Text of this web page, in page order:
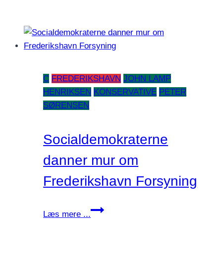
C FREDERIKSHAVN JOHN LAMP
HENRIKSEN KONSERVATIVE PETER
SØRENSEN
Socialdemokraterne
danner mur om
Frederikshavn Forsyning
Læs mere ...
Socialdemokraterne